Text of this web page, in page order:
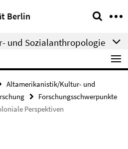
Berlin
und Sozialanthropologie
Altamerikanistik/Kultur- und
Forschungsschwerpunkte
Perspektiven